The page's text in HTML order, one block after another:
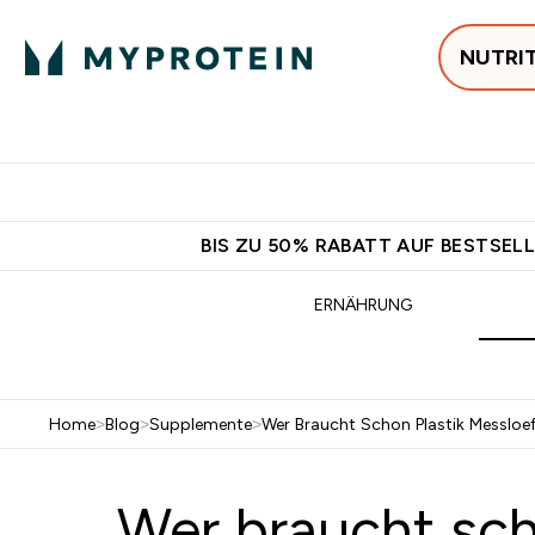
BIS ZU 50% RABATT AUF
ERNÄHRUNG
Home>Blog>Supplemente>Wer Braucht Schon Plastik